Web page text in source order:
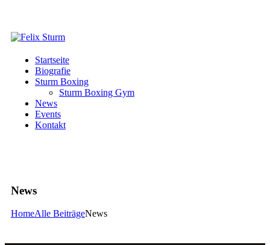
Startseite
Biografie
Sturm Boxing
Sturm Boxing Gym
News
Events
Kontakt
News
HomeAlle BeiträgeNews